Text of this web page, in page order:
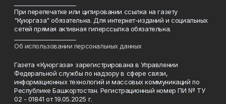
При перепечатке или цитировании ссылка на газету
"Куюргаза" обязательна. Для интернет-изданий и социальных
сетей прямая активная гиперссылка обязательна.
Об использовании персональных данных
Газета «Куюргаза» зарегистрирована в Управлении
Федеральной службы по надзору в сфере связи,
информационных технологий и массовых коммуникаций по
Республике Башкортостан. Регистрационный номер ПИ № ТУ
02 - 01841 от 19.05.2025 г.